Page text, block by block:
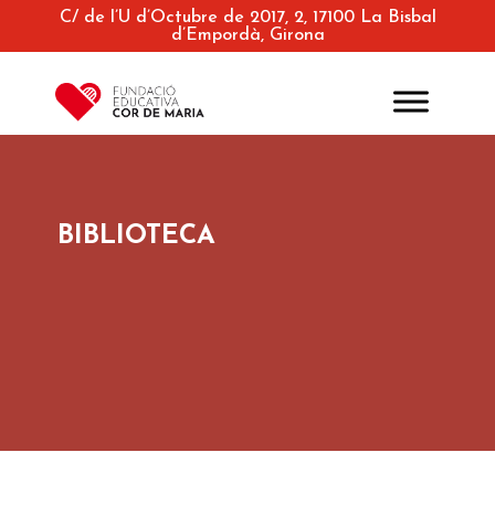
C/ de l’U d’Octubre de 2017, 2, 17100 La Bisbal
d’Empordà, Girona
BIBLIOTECA